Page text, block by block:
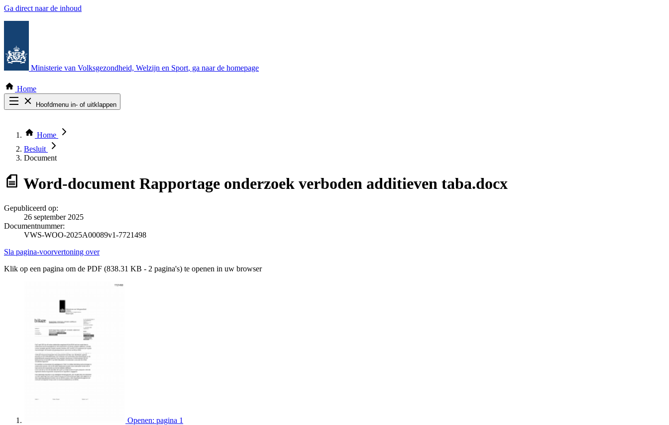
Ga direct naar de inhoud
Ministerie van Volksgezondheid, Welzijn en Sport, ga naar de homepage
Home
Hoofdmenu in- of uitklappen
Thema COVID-19
Bekijk per bestuursorgaan
Home
Besluit
Document
Word-document Rapportage onderzoek verboden additieven taba.docx
Gepubliceerd op:
26 september 2025
Documentnummer:
VWS-WOO-2025A00089v1-7721498
Sla pagina-voorvertoning over
Klik op een pagina om de PDF (838.31 KB - 2 pagina's) te openen in uw browser
Openen: pagina 1